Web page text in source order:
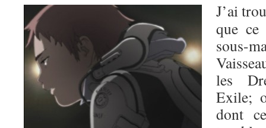
J’ai
que ce
sous-
les
Exile;
dont